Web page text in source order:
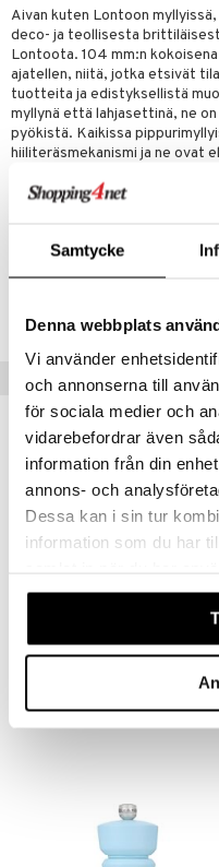
Samtycke
Denna webbplats
Vi använder
och annonserna till
för sociala medier och
vidarebefordrar även
information från din
annons- och
Dessa kan i sin tur
information som du har
våra cookies vid fortsatt
Aivan kuten Lontoon
deco- ja teollisesta
Lontoota. 104 mm:n
ajatellen, niitä, jotka etsivät
tuotteita ja edistyksellistä
myllynä että lahjasettinä, ne
pyökistä. Kaikissa
hiiliteräsmekanismi ja ne ovat
keraamisella mekanismillamme.
Tuotenumero
Grand Cru Mylly
15,99 €
& Korit
& Tyynyliinat
& Peitot